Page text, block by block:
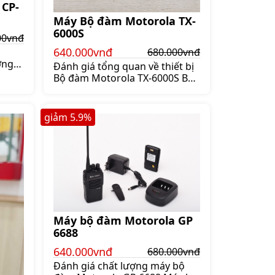
Máy Bộ đàm Motorola TX-
6000S
640.000vnđ
680.000vnđ
Đánh giá tổng quan về thiết bị
Bộ đàm Motorola TX-6000S Bộ
đất nước Mỹ được nhiều người
tin dùng nhất hiện đây
Motorola là một trong những
thương hiệu đình đám trong
lĩnh vực cung cấp các thiết bị
có liên quan đến bộ đàm Hôm
nay shoppos sẽ giúp bạn
Máy bộ đàm Motorola GP
6688
640.000vnđ
680.000vnđ
Đánh giá chất lượng máy bộ
giảm 5.9%